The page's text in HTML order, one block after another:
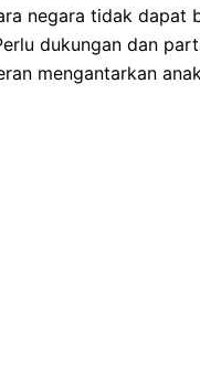
negara tidak dapat
dukungan dan
mengantarkan